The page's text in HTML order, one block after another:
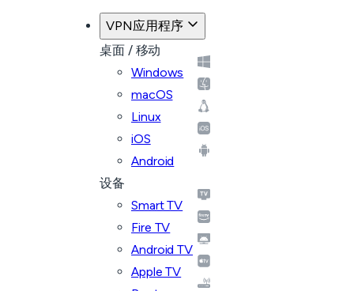
VPN应用程序
桌面 / 移动
Windows
macOS
Linux
iOS
Android
设备
Smart TV
Fire TV
Android TV
Apple TV